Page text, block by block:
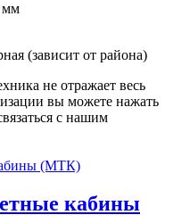
мм
(зависит от района)
не отражает весь
вы можете нажать
с нашим
кабины